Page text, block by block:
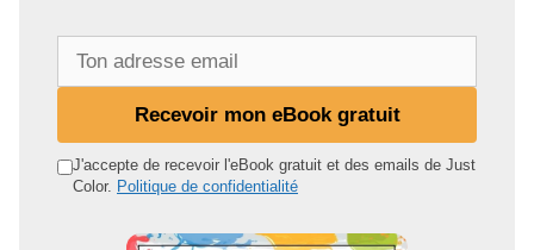
d
Recevoir mon eBook gratuit
J'accepte de recevoir l'eBook gratuit et des emails de Just
Color. Politique de confidentialité